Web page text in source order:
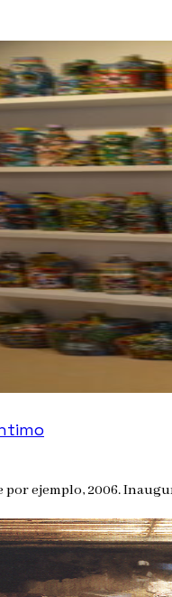
por ejemplo, 2006.